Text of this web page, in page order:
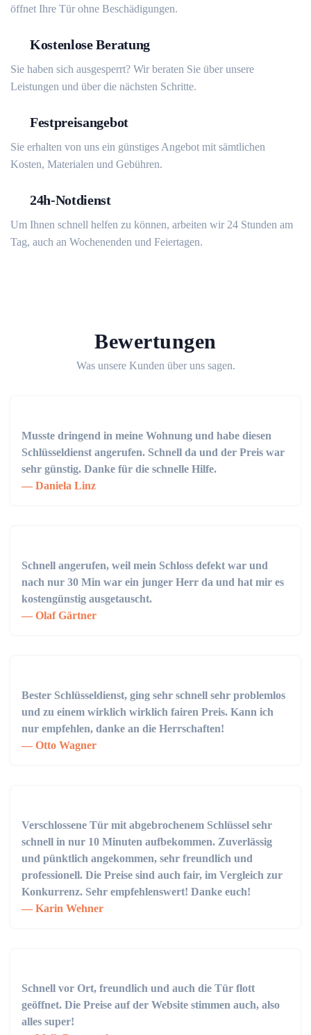
öffnet Ihre Tür ohne Beschädigungen.
Kostenlose Beratung
Sie haben sich ausgesperrt? Wir beraten Sie über unsere
Leistungen und über die nächsten Schritte.
Festpreisangebot
Sie erhalten von uns ein günstiges Angebot mit sämtlichen
Kosten, Materialen und Gebühren.
24h-Notdienst
Um Ihnen schnell helfen zu können, arbeiten wir 24 Stunden am
Tag, auch an Wochenenden und Feiertagen.
Bewertungen
Was unsere Kunden über uns sagen.
Musste dringend in meine Wohnung und habe diesen
Schlüsseldienst angerufen. Schnell da und der Preis war
sehr günstig. Danke für die schnelle Hilfe.
Daniela Linz
Schnell angerufen, weil mein Schloss defekt war und
nach nur 30 Min war ein junger Herr da und hat mir es
kostengünstig ausgetauscht.
Olaf Gärtner
Bester Schlüsseldienst, ging sehr schnell sehr problemlos
und zu einem wirklich wirklich fairen Preis. Kann ich
nur empfehlen, danke an die Herrschaften!
Otto Wagner
Verschlossene Tür mit abgebrochenem Schlüssel sehr
schnell in nur 10 Minuten aufbekommen. Zuverlässig
und pünktlich angekommen, sehr freundlich und
professionell. Die Preise sind auch fair, im Vergleich zur
Konkurrenz. Sehr empfehlenswert! Danke euch!
Karin Wehner
Schnell vor Ort, freundlich und auch die Tür flott
geöffnet. Die Preise auf der Website stimmen auch, also
alles super!